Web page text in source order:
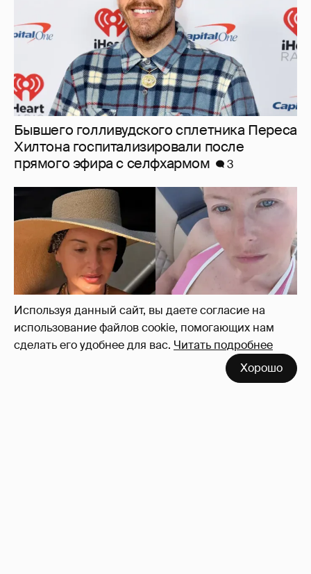
Используя данный сайт, вы даете согласие на
использование файлов cookie, помогающих нам
сделать его удобнее для вас. Читать подробнее
Хорошо
От Волги до Мальдив: где и как отдыхают
Тина Канделаки, девушка террориста и
экстремиста Павла Дурова* и жена Басты
14